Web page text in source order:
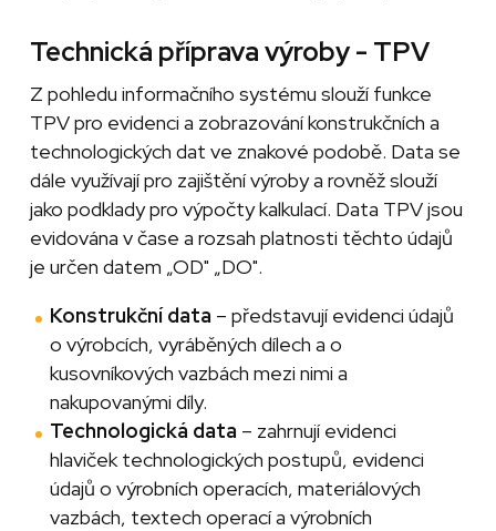
Technická příprava výroby - TPV
Z pohledu informačního systému slouží funkce
TPV pro evidenci a zobrazování konstrukčních a
technologických dat ve znakové podobě. Data se
dále využívají pro zajištění výroby a rovněž slouží
jako podklady pro výpočty kalkulací. Data TPV jsou
evidována v čase a rozsah platnosti těchto údajů
je určen datem „OD" „DO".
Konstrukční data – představují evidenci údajů
o výrobcích, vyráběných dílech a o
kusovníkových vazbách mezi nimi a
nakupovanými díly.
Technologická data – zahrnují evidenci
hlaviček technologických postupů, evidenci
údajů o výrobních operacích, materiálových
vazbách, textech operací a výrobních